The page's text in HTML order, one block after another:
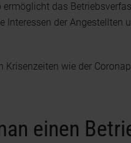
das
Interessen der Angestellten
Krisenzeiten wie der
einen